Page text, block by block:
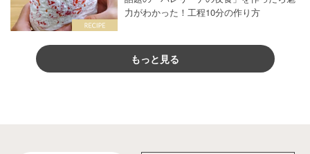
力がわかった！工程10分の作り方
もっと見る